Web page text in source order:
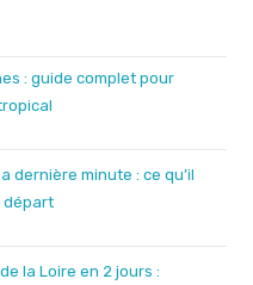
: guide complet pour
dernière minute : ce qu’il
départ
la Loire en 2 jours :